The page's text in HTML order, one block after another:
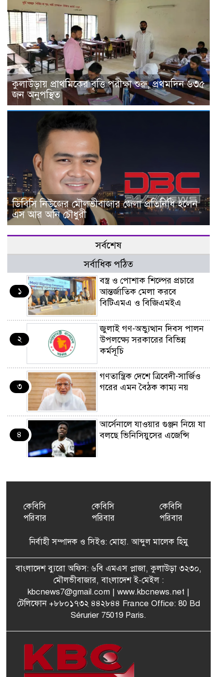
কুলাউড়ায় প্রাথমিকের বৃত্তি পরীক্ষা শুরু, প্রথমদিন ৬৩৫
জন অনুপস্থিত
ডিবিসি নিউজের মৌলভীবাজার জেলা প্রতিনিধি হলেন
এস আর অনি চৌধুরী
সর্বশেষ
সর্বাধিক পঠিত
১
বস্ত্র ও পোশাক শিল্পের প্রচারে
আন্তর্জাতিক মেলা করবে
বিটিএমএ ও বিজিএমইএ
২
জুলাই গণ-অভ্যুত্থান দিবস পালন
উপলক্ষ্যে সরকারের বিভিন্ন
কর্মসূচি
৩
গণতান্ত্রিক দেশে ত্রিবেদী-সার্জিও
গরের এমন বৈঠক কাম্য নয়
৪
আর্সেনালে যাওয়ার গুঞ্জন নিয়ে যা
বলছে ভিনিসিয়ুসের এজেন্সি
৫
যুক্তরাষ্ট্র-জাপানের বিরল পদক্ষেপ
বেনজীরের অন্য দেশের পাসপোর্ট
পরিকল্পনা মন্ত্রণালয়ের স্থায়ী
কমিটি সদস্য হলেন এমপি শকু
মৌলভীবাজারের রাজনগরে
মরিশাসে খুলছে বাংলাদেশের
কেবিসি
পরিবার
কেবিসি
পরিবার
কেবিসি
পরিবার
নির্বাহী সম্পাদক ও সিইও: মোহা. আব্দুল মালেক হিমু
বাংলাদেশ ব্যুরো অফিস: ৬বি এমএস প্লাজা, কুলাউড়া ৩২৩০,
মৌলভীবাজার, বাংলাদেশ ই-মেইল :
kbcnews7@gmail.com | www.kbcnews.net |
টেলিফোন +৮৮০১৭৩২ ৪৪২৮৪৪ France Office: 80 Bd
Sérurier 75019 Paris.